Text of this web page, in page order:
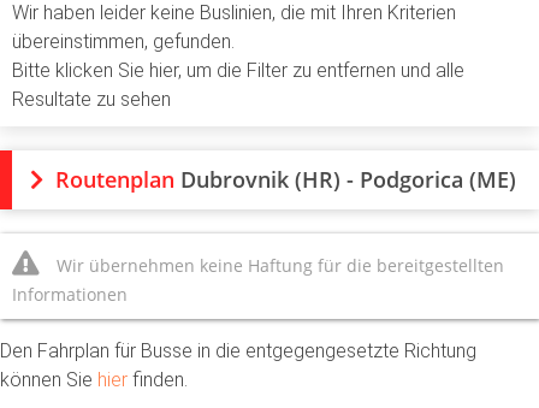
Wir haben leider keine Buslinien, die mit Ihren Kriterien
übereinstimmen, gefunden.
Bitte klicken Sie hier, um die Filter zu entfernen und alle
Resultate zu sehen
Routenplan Dubrovnik (HR) - Podgorica (ME)
Wir übernehmen keine Haftung für die bereitgestellten
Informationen
Den Fahrplan für Busse in die entgegengesetzte Richtung
können Sie hier finden.